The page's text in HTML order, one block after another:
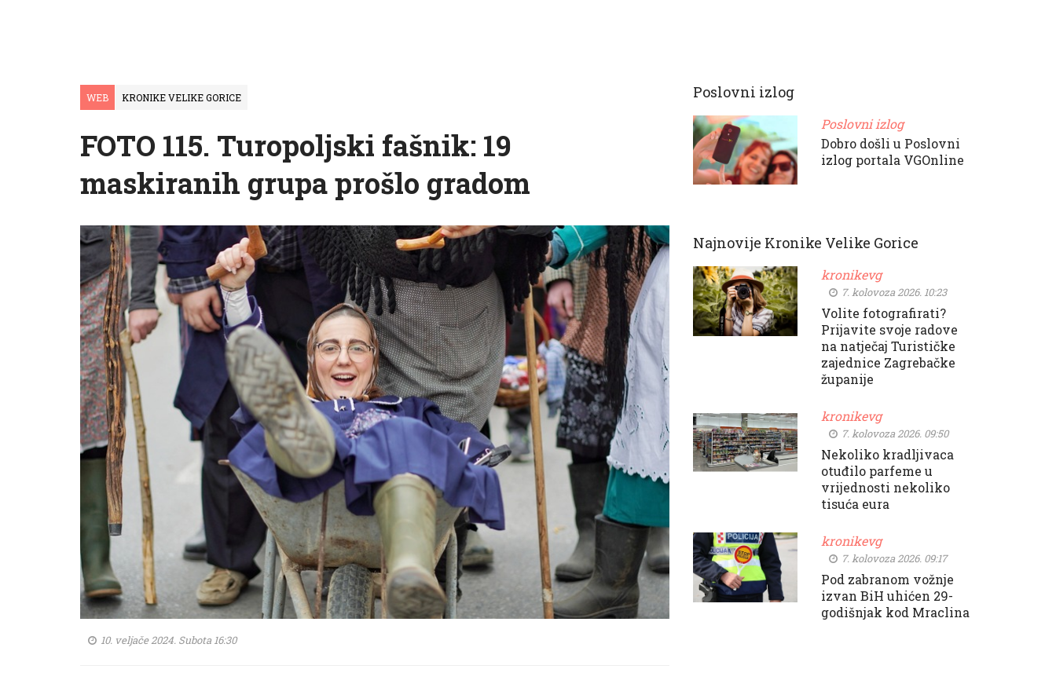
WEB KRONIKE VELIKE GORICE
FOTO 115. Turopoljski fašnik: 19
maskiranih grupa prošlo gradom
10. veljače 2024. Subota 16:30
Poslovni izlog
Poslovni izlog
Dobro došli u Poslovni
izlog portala VGOnline
Najnovije Kronike Velike Gorice
kronikevg
7. kolovoza 2026. 10:23
Volite fotografirati?
Prijavite svoje radove
na natječaj Turističke
zajednice Zagrebačke
županije
kronikevg
7. kolovoza 2026. 09:50
Nekoliko kradljivaca
otuđilo parfeme u
vrijednosti nekoliko
tisuća eura
kronikevg
7. kolovoza 2026. 09:17
Pod zabranom vožnje
izvan BiH uhićen 29-
godišnjak kod Mraclina